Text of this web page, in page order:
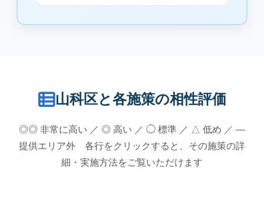
山科区と各施策の相性評価
◎◎ 非常に高い ／ ◎ 高い ／ ◯ 標準 ／ △ 低め ／ —
提供エリア外 各行をクリックすると、その施策の詳
細・実施方法をご覧いただけます